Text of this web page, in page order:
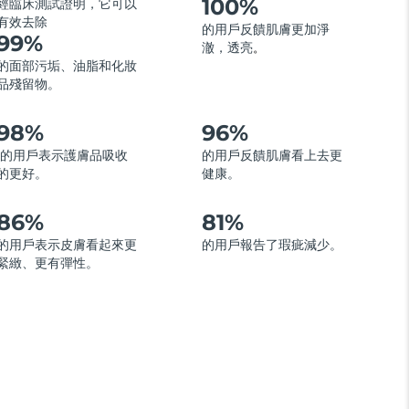
臨床測試證明，它可以
效去除
面部污垢、油脂和化妝
殘留物。
100%
的用戶反饋肌膚更加淨
澈，透亮。
用戶表示護膚品吸收
更好。
96%
的用戶反饋肌膚看上去更
健康。
用戶表示皮膚看起來更
緻、更有彈性。
81%
的用戶報告了瑕疵減少。